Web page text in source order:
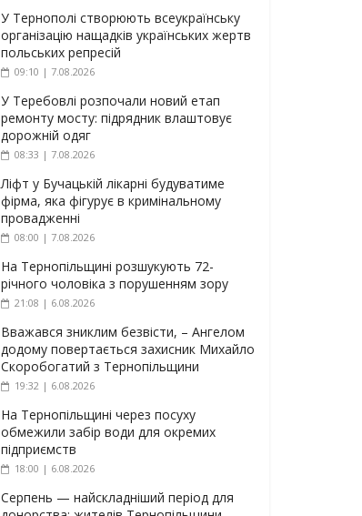
У Тернополі створюють всеукраїнську
організацію нащадків українських жертв
польських репресій
09:10 | 7.08.2026
У Теребовлі розпочали новий етап
ремонту мосту: підрядник влаштовує
дорожній одяг
08:33 | 7.08.2026
Ліфт у Бучацькій лікарні будуватиме
фірма, яка фігурує в кримінальному
провадженні
08:00 | 7.08.2026
На Тернопільщині розшукують 72-
річного чоловіка з порушенням зору
21:08 | 6.08.2026
Вважався зниклим безвісти, – Ангелом
додому повертається захисник Михайло
Скоробогатий з Тернопільщини
19:32 | 6.08.2026
На Тернопільщині через посуху
обмежили забір води для окремих
підприємств
18:00 | 6.08.2026
Серпень — найскладніший період для